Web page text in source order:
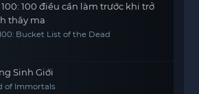
100 điều cần làm trước khi trở
thây ma
Bucket List of the Dead
Sinh Giới
of Immortals